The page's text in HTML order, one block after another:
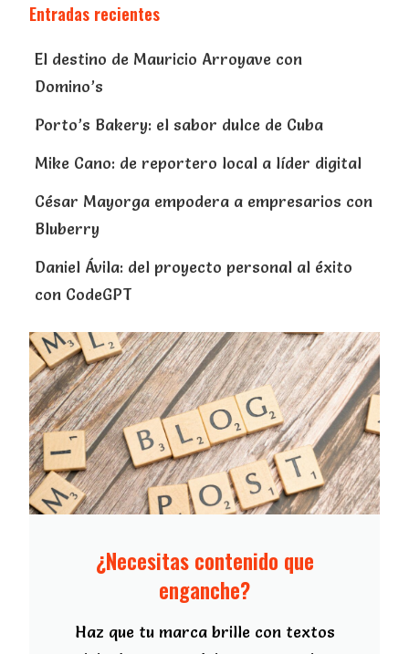
Entradas recientes
El destino de Mauricio Arroyave con
Domino’s
Porto’s Bakery: el sabor dulce de Cuba
Mike Cano: de reportero local a líder digital
César Mayorga empodera a empresarios con
Bluberry
Daniel Ávila: del proyecto personal al éxito
con CodeGPT
¿Necesitas contenido que
enganche?
Haz que tu marca brille con textos